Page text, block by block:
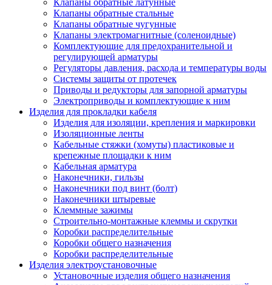
Клапаны обратные латунные
Клапаны обратные стальные
Клапаны обратные чугунные
Клапаны электромагнитные (соленоидные)
Комплектующие для предохранительной и
регулирующей арматуры
Регуляторы давления, расхода и температуры воды
Системы защиты от протечек
Приводы и редукторы для запорной арматуры
Электроприводы и комплектующие к ним
Изделия для прокладки кабеля
Изделия для изоляции, крепления и маркировки
Изоляционные ленты
Кабельные стяжки (хомуты) пластиковые и
крепежные площадки к ним
Кабельная арматура
Наконечники, гильзы
Наконечники под винт (болт)
Наконечники штыревые
Клеммные зажимы
Строительно-монтажные клеммы и скрутки
Коробки распределительные
Коробки общего назначения
Коробки распределительные
Изделия электроустановочные
Установочные изделия общего назначения